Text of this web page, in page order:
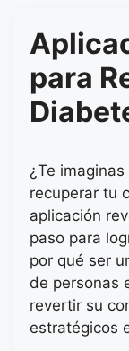
para
¿Te
recuperar tu
aplicación
paso para
por qué ser
de personas
revertir su
estratégicos